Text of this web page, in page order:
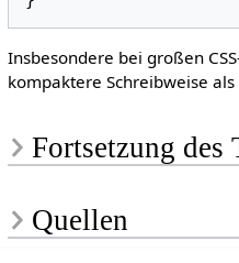
Insbesondere bei großen
kompaktere Schreibweise
Fortsetzung des
Quellen